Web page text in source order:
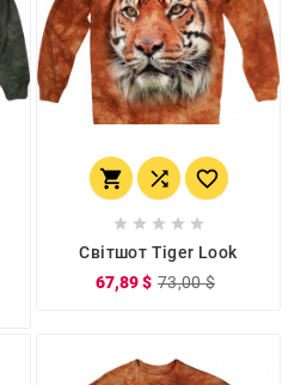
  
    
Світшот Tiger Look
67,89 $ 73,00 $